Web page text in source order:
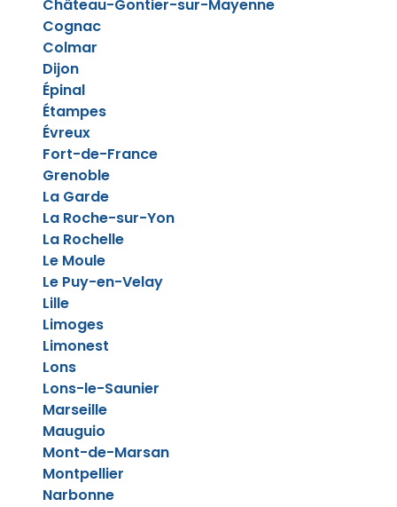
Château-Gontier-sur-Mayenne
Cognac
Colmar
Dijon
Épinal
Étampes
Évreux
Fort-de-France
Grenoble
La Garde
La Roche-sur-Yon
La Rochelle
Le Moule
Le Puy-en-Velay
Lille
Limoges
Limonest
Lons
Lons-le-Saunier
Marseille
Mauguio
Mont-de-Marsan
Montpellier
Narbonne